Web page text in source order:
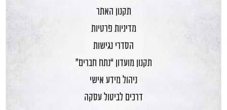
תקנון האתר
מדיניות פרטיות
הסדרי נגישות
תקנון מועדון “נתח חברים”
ניהול מידע אישי
דרכים לביטול עסקה